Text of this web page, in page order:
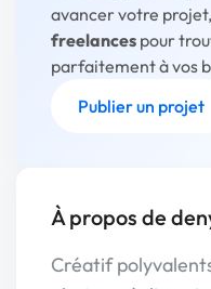
avancer votre
freelances pour
parfaitement à vos
Publier un projet
À propos de
Créatif